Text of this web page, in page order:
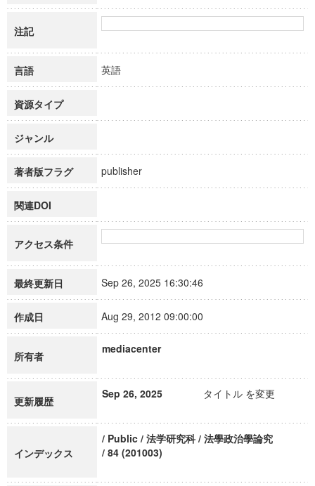
注記
言語 英語
資源タイプ
ジャンル
著者版フラグ publisher
関連DOI
アクセス条件
最終更新日 Sep 26, 2025 16:30:46
作成日 Aug 29, 2012 09:00:00
所有者
mediacenter
更新履歴
Sep 26, 2025 タイトル を変更
インデックス
/ Public / 法学研究科 / 法學政治學論究
/ 84 (201003)